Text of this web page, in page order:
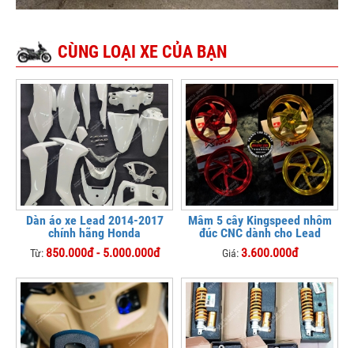
CÙNG LOẠI XE CỦA BẠN
Dàn áo xe Lead 2014-2017
chính hãng Honda
Từ: 850.000đ - 5.000.000đ
Mâm 5 cây Kingspeed nhôm
đúc CNC dành cho Lead
Giá:3.600.000đ